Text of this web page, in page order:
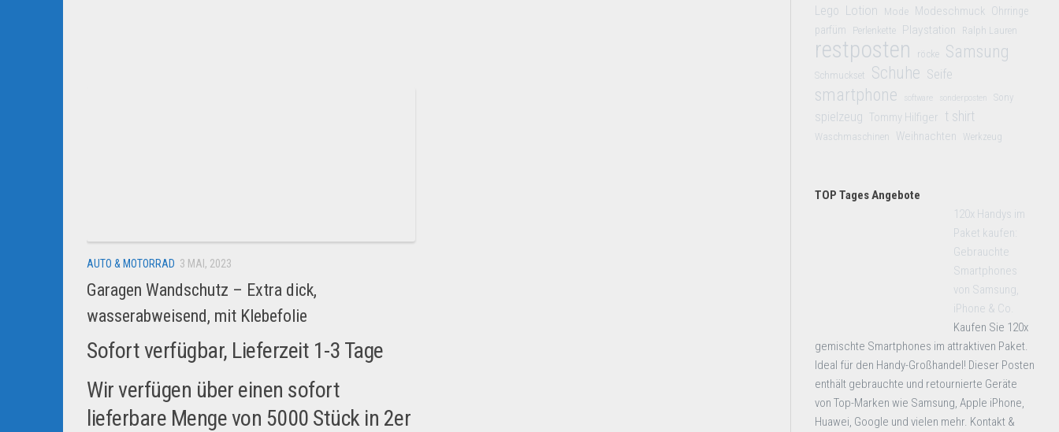
AUTO & MOTORRAD 3 MAI, 2023
Garagen Wandschutz – Extra dick,
wasserabweisend, mit Klebefolie
Sofort verfügbar, Lieferzeit 1-3 Tage
Wir verfügen über einen sofort
lieferbare Menge von 5000 Stück in 2er
Lego Lotion Mode Modeschmuck Ohrringe
parfüm
Perlenkette Playstation Ralph Lauren
restposten röcke Samsung
Schmuckset Schuhe Seife
smartphone software sonderposten Sony
spielzeug Tommy Hilfiger t shirt
Waschmaschinen Weihnachten Werkzeug
TOP Tages Angebote
120x Handys im
Paket kaufen:
Gebrauchte
Smartphones
von Samsung,
iPhone & Co.
Kaufen Sie 120x
gemischte Smartphones im attraktiven Paket.
Ideal für den Handy-Großhandel! Dieser Posten
enthält gebrauchte und retournierte Geräte
von Top-Marken wie Samsung, Apple iPhone,
Huawei, Google und vielen mehr. Kontakt &